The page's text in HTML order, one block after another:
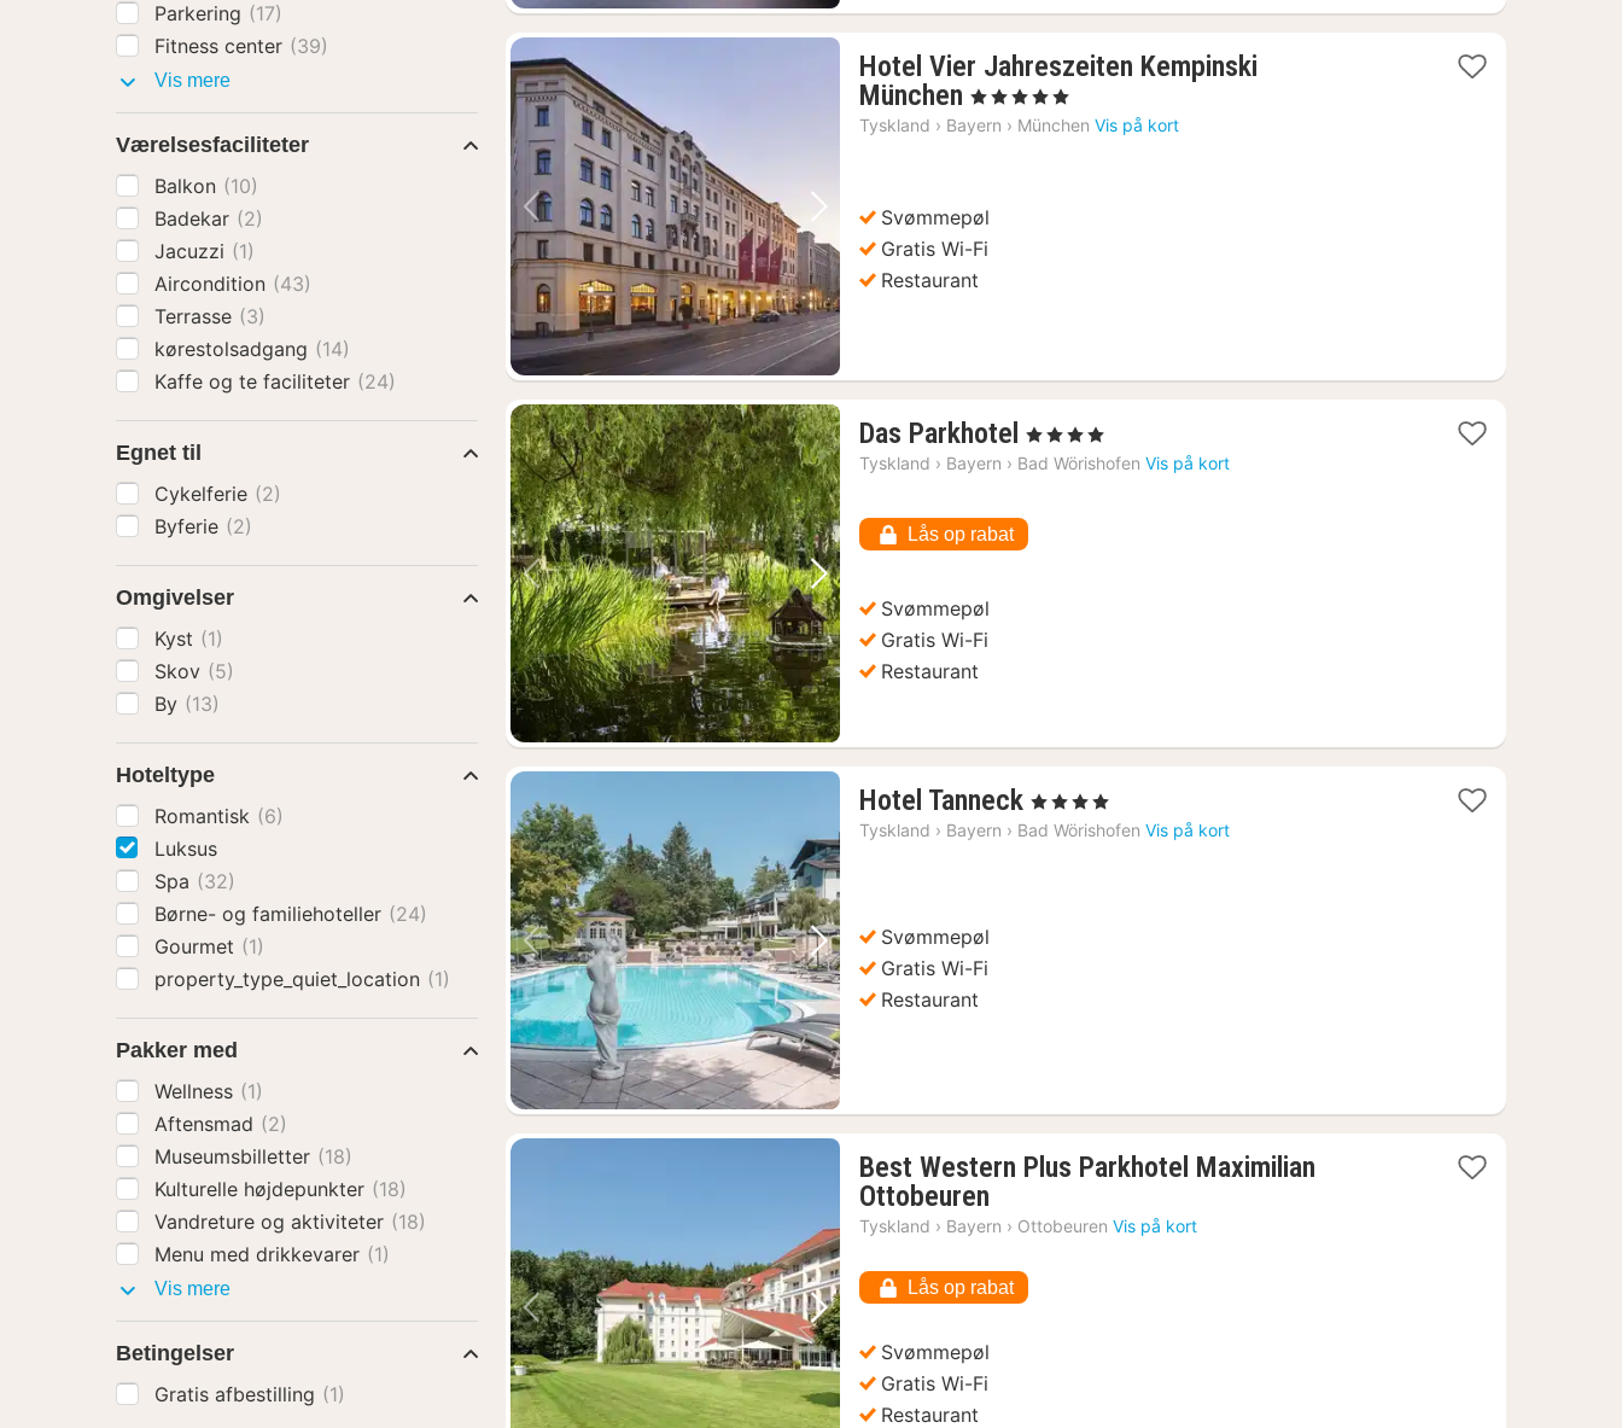
Forrige billede Næste billede
Hotel Vier Jahreszeiten Kempinski
München 1
nat
kr.
, 5 Stjerner
Tyskland › Bayern › München Vis på kort
Svømmepøl
Gratis Wi-Fi
Restaurant
Forrige billede Næste billede
Das Parkhotel 1
nat
1247
kr.
, 4 Stjerner
Tyskland › Bayern › Bad Wörishofen Vis på kort
Lås op rabat
Svømmepøl
Gratis Wi-Fi
Restaurant
Forrige billede Næste billede
Hotel Tanneck 1
nat
, 4 Stjerner
Tyskland › Bayern › Bad Wörishofen Vis på kort
Svømmepøl
Gratis Wi-Fi
Restaurant
Forrige billede Næste billede
Best Western Plus Parkhotel Maximilian
Ottobeuren
nat
738
kr.
Tyskland › Bayern › Ottobeuren Vis på kort
Lås op rabat
Svømmepøl
Gratis Wi-Fi
Restaurant
Parkering (17)
Fitness center (39)
Vis mereFaciliteter
Værelsesfaciliteter
Balkon (10)
Badekar (2)
Jacuzzi (1)
Aircondition (43)
Terrasse (3)
kørestolsadgang (14)
Kaffe og te faciliteter (24)
Egnet til
Cykelferie (2)
Byferie (2)
Omgivelser
Kyst (1)
Skov (5)
By (13)
Hoteltype
Romantisk (6)
Luksus
Spa (32)
Børne- og familiehoteller (24)
Gourmet (1)
property_type_quiet_location (1)
Pakker med
Wellness (1)
Aftensmad (2)
Museumsbilletter (18)
Kulturelle højdepunkter (18)
Vandreture og aktiviteter (18)
Menu med drikkevarer (1)
Vis merePakker
Betingelser
Gratis afbestilling (1)